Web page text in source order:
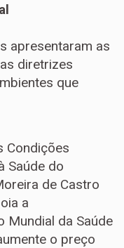
apresentaram as
diretrizes
que
Condições
Saúde do
de Castro
a
Mundial da Saúde
o preço